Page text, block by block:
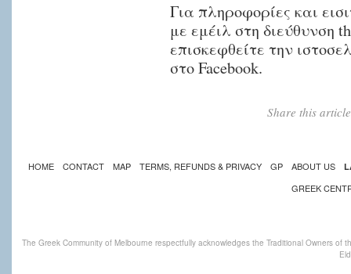
Για πληροφορίες και
με εμέιλ στη διεύθυνση
επισκεφθείτε την
στο Facebook.
Share this
HOME CONTACT MAP TERMS, REFUNDS & PRIVACY GP ABOUT US
GREEK
The Greek Community of Melbourne respectfully acknowledges the Traditional Owners